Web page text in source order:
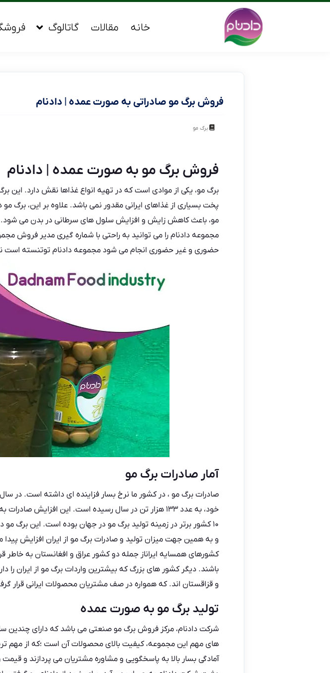
خانه مقالات گاتالوگ
فروش برگ مو صادراتی به صورت عمده | دادنام
برگ مو
فروش برگ مو به صورت عمده | دادنام
برگ مو، یکی از موادی است که در تهیه انواع غذاها نقش دارد. این
پخت بسیاری از غذاهای ایرانی مقدور نمی باشد. علاوه بر این، برگ
مو، باعث کاهش زایش و افزایش سلول های سرطانی در بدن می
مجموعه دادنامرا می توانید به راحتی با شماره گیری مدیر فروش
حضوری و غیر حضوری انجام می شود مجموعه دادنام توتنسته است
آمار صادرات برگ مو
خود، به عدد ۱۳۳ هزار تن در سال رسیده است. این
۱۰ کشور برتر در زمینه تولید برگ مو در جهان بوده است. این
و به همین جهت میزان تولید و صادرات برگ مو از ایران افزایش پیدا
کشورهای همسایه ایراناز جمله دو کشور عراق و افغانستان به خاطر
باشند. دیگر کشور های بزرگ که بیشترین واردات برگ مو از ایران را
و قزاقستان اند. که همواره در صف مشتریان محصولات ایرانی قرار
تولید برگ مو به صورت عمده
شرکت دادنام، مرکز فروش برگ مو صنعتی می باشد که دارای چندین
های مهم این مجموعه، کیفیت بالای محصولات آن است ؛که از مهم
آمادگی بسار بالا به پاسخگویی و مشاوره مشتریان می پردازند و